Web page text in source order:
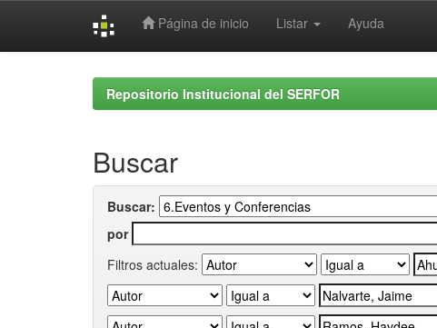
Página de inicio Listar Ayuda
Repositorio Institucional del SERFOR
Buscar
Buscar:
por
Filtros actuales: